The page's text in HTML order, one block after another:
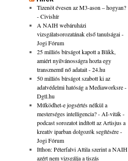
Tizenöt évesen az M3-ason – hogyan?
- Civishír
A NAIH webáruházi
vizsgálatsorozatának első tanulságai -
Jogi Fórum
25 milliós bírságot kapott a Blikk,
amiért nyilvánosságra hozta egy
transznemű nő adatait - 24.hu
50 milliós bírságot szabott ki az
adatvédelmi hatóság a Mediaworksre -
Dgtl.hu
Működhet-e jogsértés nélkül a
mesterséges intelligencia? - AI-viták -
podcast sorozatot indított az Artisjus a
kreatív iparban dolgozók segítésére -
Jogi Fórum
Itthon: Péterfalvi Attila szerint a NAIH
azért nem vizsgálja a tiszás